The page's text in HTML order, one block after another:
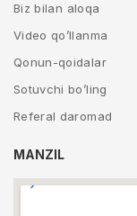
Biz bilan aloqa
Video qo’llanma
Qonun-qoidalar
Sotuvchi bo’ling
Referal daromad
MANZIL